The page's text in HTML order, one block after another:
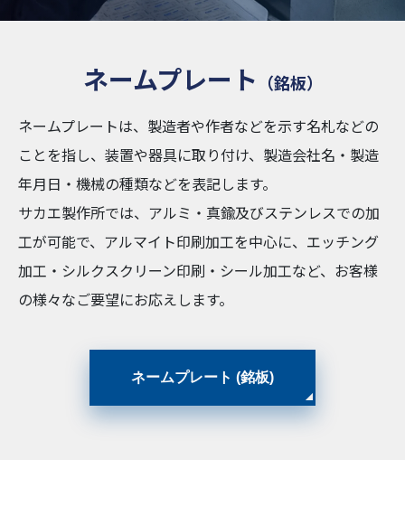
ネームプレート （銘板）
ネームプレートは、製造者や作者などを示す名札などの
ことを指し、装置や器具に取り付け、製造会社名・製造
年月日・機械の種類などを表記します。
サカエ製作所では、アルミ・真鍮及びステンレスでの加
工が可能で、アルマイト印刷加工を中心に、エッチング
加工・シルクスクリーン印刷・シール加工など、お客様
の様々なご要望にお応えします。
ネームプレート (銘板)